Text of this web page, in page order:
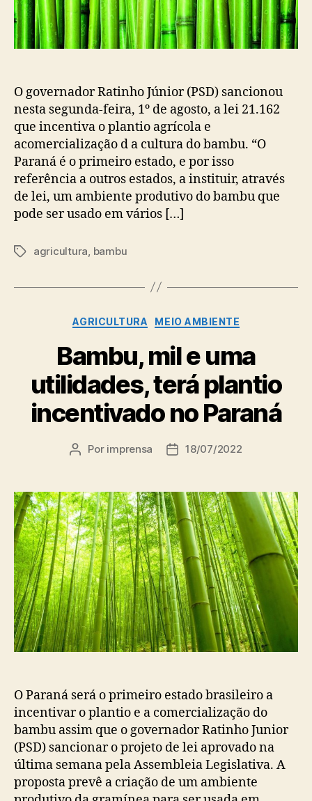
O governador Ratinho Júnior (PSD) sancionou
nesta segunda-feira, 1º de agosto, a lei 21.162
que incentiva o plantio agrícola e
acomercialização d a cultura do bambu. “O
Paraná é o primeiro estado, e por isso
referência a outros estados, a instituir, através
de lei, um ambiente produtivo do bambu que
pode ser usado em vários […]
Tagsagricultura, bambu
Categorias
AGRICULTURA MEIO AMBIENTE
Bambu, mil e uma
utilidades, terá plantio
incentivado no Paraná
Autor
Por imprensa
Data18/07/2022
O Paraná será o primeiro estado brasileiro a
incentivar o plantio e a comercialização do
bambu assim que o governador Ratinho Junior
(PSD) sancionar o projeto de lei aprovado na
última semana pela Assembleia Legislativa. A
proposta prevê a criação de um ambiente